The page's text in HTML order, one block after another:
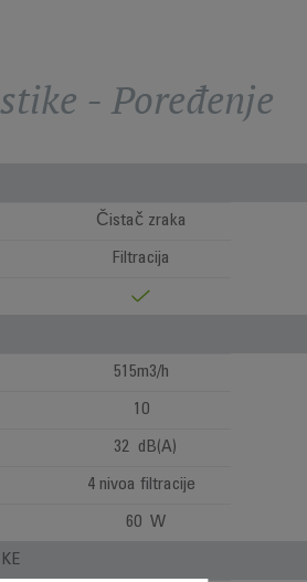
- Poređenje
Čistač zraka
Filtracija
515m3/h
10
32 dB(A)
4 nivoa filtracije
60 W